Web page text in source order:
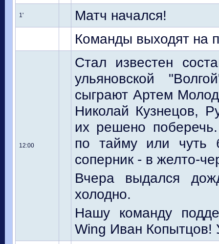
1'
Матч начался!
Команды выходят на
12:00
Стал известен
ульяновской
сыграют Артем
Николай Кузнецов,
их решено
по тайму или чуть
соперник - в желто-
Вчера выдался
холодно.
Нашу команду
Wing Иван Копытцов!